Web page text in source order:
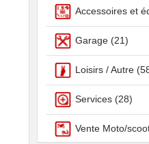
Accessoires et
Garage (21)
Loisirs / Autre
Services (28)
Vente Moto/